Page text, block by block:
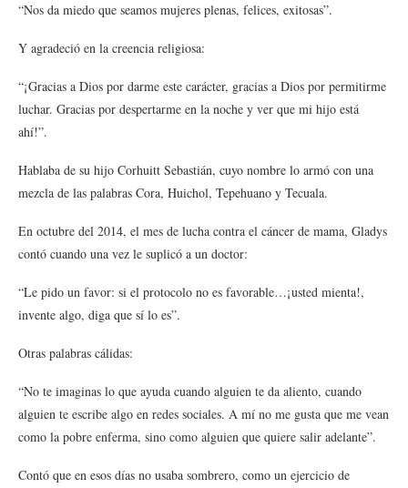
“Nos da miedo que seamos mujeres plenas, felices, exitosas”.
Y agradeció en la creencia religiosa:
“¡Gracias a Dios por darme este carácter, gracias a Dios por permitirme
luchar. Gracias por despertarme en la noche y ver que mi hijo está
ahí!”.
Hablaba de su hijo Corhuitt Sebastián, cuyo nombre lo armó con una
mezcla de las palabras Cora, Huichol, Tepehuano y Tecuala.
En octubre del 2014, el mes de lucha contra el cáncer de mama, Gladys
contó cuando una vez le suplicó a un doctor:
“Le pido un favor: si el protocolo no es favorable…¡usted mienta!,
invente algo, diga que sí lo es”.
Otras palabras cálidas:
“No te imaginas lo que ayuda cuando alguien te da aliento, cuando
alguien te escribe algo en redes sociales. A mí no me gusta que me vean
como la pobre enferma, sino como alguien que quiere salir adelante”.
Contó que en esos días no usaba sombrero, como un ejercicio de